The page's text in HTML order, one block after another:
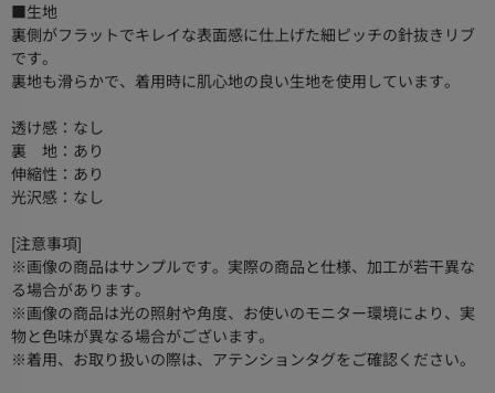
■生地
裏側がフラットでキレイな表面感に仕上げた細ピッチの針抜きリブ
です。
裏地も滑らかで、着用時に肌心地の良い生地を使用しています。
透け感：なし
裏 地：あり
伸縮性：あり
光沢感：なし
[注意事項]
※画像の商品はサンプルです。実際の商品と仕様、加工が若干異な
る場合があります。
※画像の商品は光の照射や角度、お使いのモニター環境により、実
物と色味が異なる場合がございます。
※着用、お取り扱いの際は、アテンションタグをご確認ください。